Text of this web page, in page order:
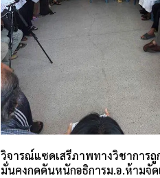
วิจารณ์แซดเสรีภาพทางวิชาการ
มั่นคงกดดันหนักอธิการม.อ.ห้ามจัด